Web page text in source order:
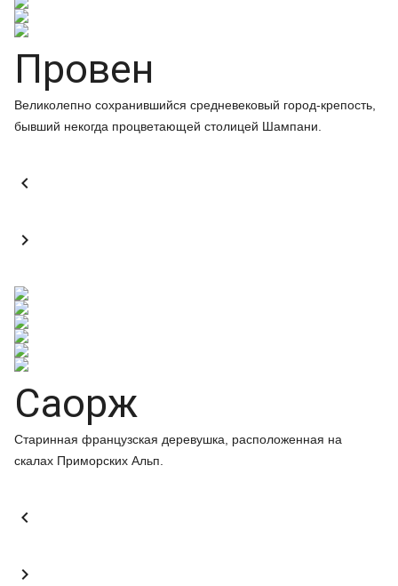
Провен
Великолепно сохранившийся средневековый город-крепость,
бывший некогда процветающей столицей Шампани.


Саорж
Старинная французская деревушка, расположенная на
скалах Приморских Альп.

